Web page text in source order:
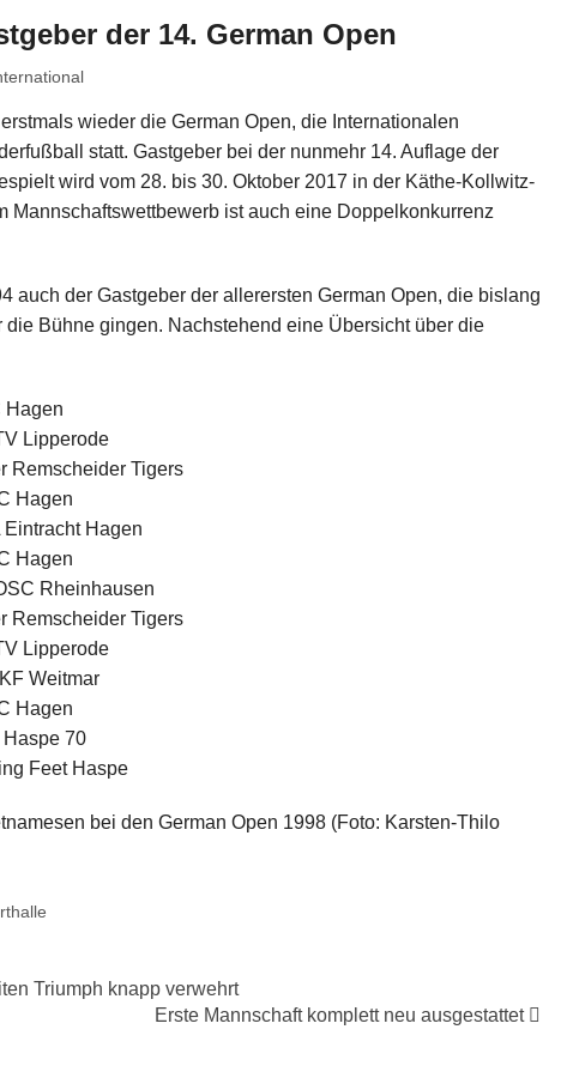
der 14. German Open
wieder die German Open, die Internationalen
statt. Gastgeber bei der nunmehr 14. Auflage der
wird vom 28. bis 30. Oktober 2017 in der Käthe-Kollwitz-
Mannschaftswettbewerb ist auch eine Doppelkonkurrenz
auch der Gastgeber der allerersten German Open, die bislang
Bühne gingen. Nachstehend eine Übersicht über die
Hagen
Lipperode
Remscheider Tigers
Hagen
Hagen
Hagen
Rheinhausen
Remscheider Tigers
Lipperode
Weitmar
Hagen
70
Feet Haspe
bei den German Open 1998 (Foto: Karsten-Thilo
Triumph knapp verwehrt
Erste Mannschaft komplett neu ausgestattet